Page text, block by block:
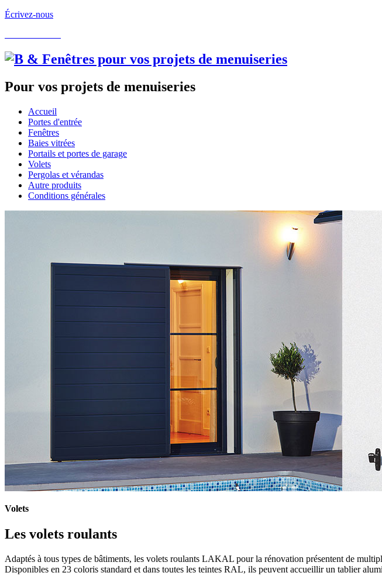
Écrivez-nous
Pour vos projets de menuiseries
Accueil
Portes d'entrée
Fenêtres
Baies vitrées
Portails et portes de garage
Volets
Pergolas et vérandas
Autre produits
Conditions générales
Volets
Les volets roulants
Adaptés à tous types de bâtiments, les volets roulants LAKAL pour la rénovation présentent de
Disponibles en 23 coloris standard et dans toutes les teintes RAL, ils peuvent accueillir un tablier